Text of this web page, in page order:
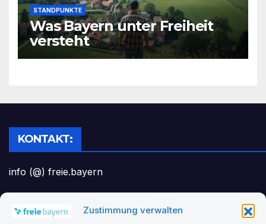
Zustimmung verwalten
STANDPUNKTE
Was Bayern unter Freiheit
versteht
KONTAKT:
info (@) freie.bayern